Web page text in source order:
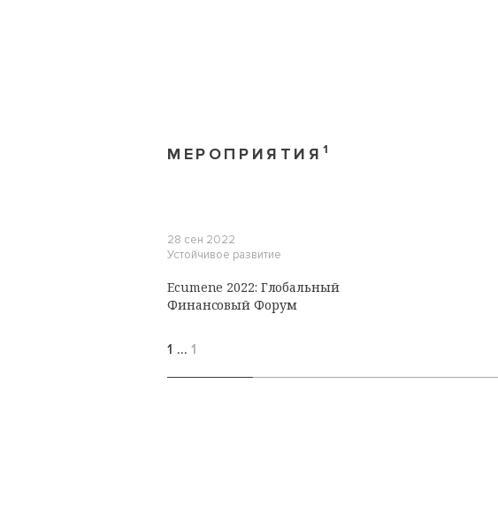
МЕРОПРИЯТИЯ 1
28 сен 2022
Устойчивое развитие
Ecumene 2022: Глобальный
Финансовый Форум
1 … 1